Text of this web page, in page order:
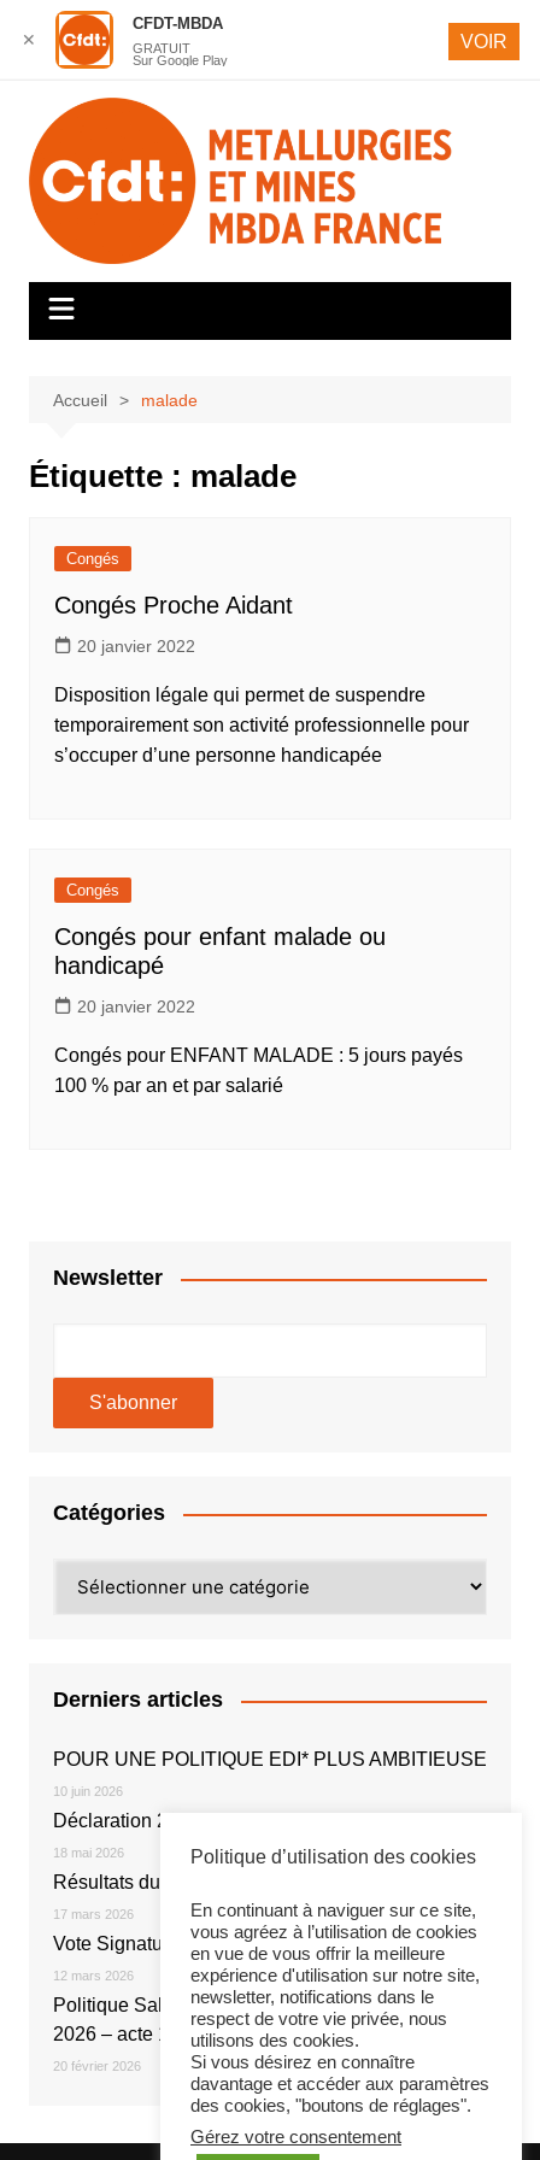
contenu
Accueil malade
Étiquette : malade
Congés
Congés Proche Aidant
20 janvier 2022
Disposition légale qui permet de suspendre
temporairement son activité professionnelle pour
s’occuper d’une personne handicapée
Congés
Congés pour enfant malade ou
handicapé
20 janvier 2022
Congés pour ENFANT MALADE : 5 jours payés
100 % par an et par salarié
Newsletter
Catégories
Derniers articles
POUR UNE POLITIQUE EDI* PLUS AMBITIEUSE
10 juin 2026
Déclaration 2026
18 mai 2026
Résultats du vote électronique
17 mars 2026
Vote Signature de l’Accord NOE 2026
12 mars 2026
Politique Salariale 2026 : Réunion du 20 février
2026 – acte 1
20 février 2026
Politique d’utilisation des cookies
En continuant à naviguer sur ce site,
vous agréez à l’utilisation de cookies
en vue de vous offrir la meilleure
expérience d'utilisation sur notre site,
newsletter, notifications dans le
respect de votre vie privée, nous
utilisons des cookies.
Si vous désirez en connaître
davantage et accéder aux paramètres
des cookies, "boutons de réglages".
Gérez votre consentement
✕
CFDT-MBDA
GRATUIT
Sur Google Play
VOIR